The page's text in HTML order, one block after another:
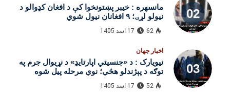
مانسهره : خیبر پښتونخوا کې د افغان کډوالو د
نیولو لړۍ؛ ۹ افغانان نیول شوي
62 17 اسد 1405
اخبار جهان
نیویارک : د «جنسیتي اپارتایډ» د نړیوال جرم په
توګه د پېژندلو هڅې؛ نوې مرحله پیل شوه
52 17 اسد 1405